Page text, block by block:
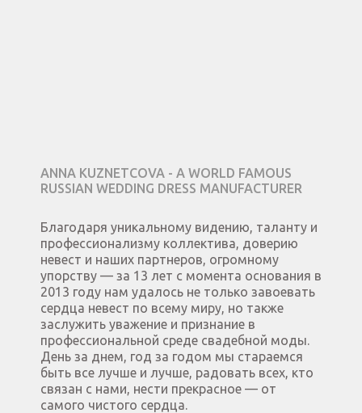
ANNA KUZNETCOVA - A WORLD FAMOUS
RUSSIAN WEDDING DRESS MANUFACTURER
Благодаря уникальному видению, таланту и
профессионализму коллектива, доверию
невест и наших партнеров, огромному
упорству — за 13 лет с момента основания в
2013 году нам удалось не только завоевать
сердца невест по всему миру, но также
заслужить уважение и признание в
профессиональной среде свадебной моды.
День за днем, год за годом мы стараемся
быть все лучше и лучше, радовать всех, кто
связан с нами, нести прекрасное — от
самого чистого сердца.